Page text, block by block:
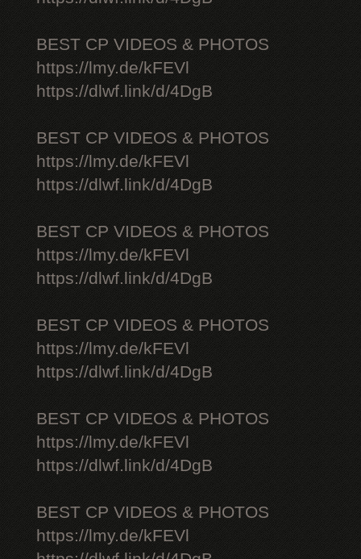
BEST CP VIDEOS & PHOTOS
https://lmy.de/kFEVl
https://dlwf.link/d/4DgB
BEST CP VIDEOS & PHOTOS
https://lmy.de/kFEVl
https://dlwf.link/d/4DgB
BEST CP VIDEOS & PHOTOS
https://lmy.de/kFEVl
https://dlwf.link/d/4DgB
BEST CP VIDEOS & PHOTOS
https://lmy.de/kFEVl
https://dlwf.link/d/4DgB
BEST CP VIDEOS & PHOTOS
https://lmy.de/kFEVl
https://dlwf.link/d/4DgB
BEST CP VIDEOS & PHOTOS
https://lmy.de/kFEVl